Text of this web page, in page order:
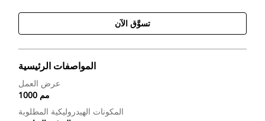
تسوَّق الآن
المواصفات الرئيسية
عرض العمل
1000 مم
المكونات الهيدروليكية المطلوبة